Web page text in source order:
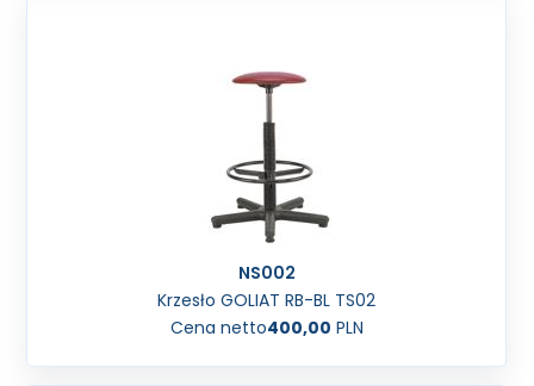
NS002
Krzesło GOLIAT RB-BL TS02
Cena netto400,00 PLN